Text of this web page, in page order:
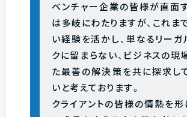
ベンチャー企業の皆様が直面
は多岐にわたりますが、これま
い経験を活かし、単なるリーガ
クに留まらない、ビジネスの現
た最善の解決策を共に探求し
いと考えております。
クライアントの皆様の情熱を形